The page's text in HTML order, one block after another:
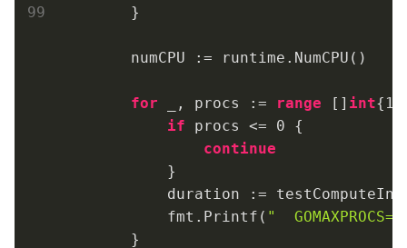
        }
        numCPU := runtime.NumCPU()
for _, procs := range [] int{ 1
if procs <= 0 {
continue
            }
duration :=
            fmt.Printf(
"
        }